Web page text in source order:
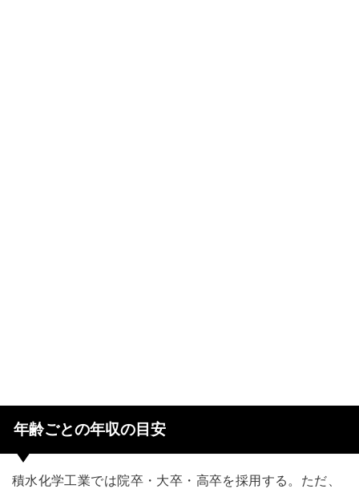
年齢ごとの年収の目安
積水化学工業では院卒・大卒・高卒を採用する。ただ、